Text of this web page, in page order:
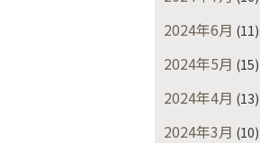
2024年6月 (11)
2024年5月 (15)
2024年4月 (13)
2024年3月 (10)